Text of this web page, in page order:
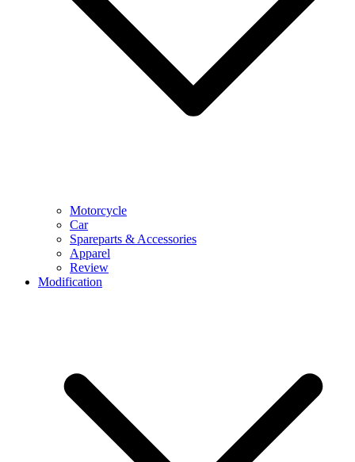
Motorcycle
Car
Spareparts & Accessories
Apparel
Review
Modification